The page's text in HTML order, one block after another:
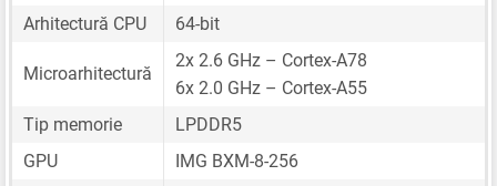
Arhitectură CPU 64-bit
Microarhitectură
2x 2.6 GHz – Cortex-A78
6x 2.0 GHz – Cortex-A55
Tip memorie
LPDDR5
GPU
IMG BXM-8-256